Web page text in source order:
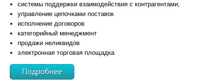
системы поддержки взаимодействия с контрагентами;
управление цепочками поставок
исполнение договоров
категорийный менеджмент
продажи неликвидов
электронная торговая площадка